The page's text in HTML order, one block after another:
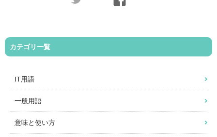
カテゴリ一覧
IT用語
一般用語
意味と使い方